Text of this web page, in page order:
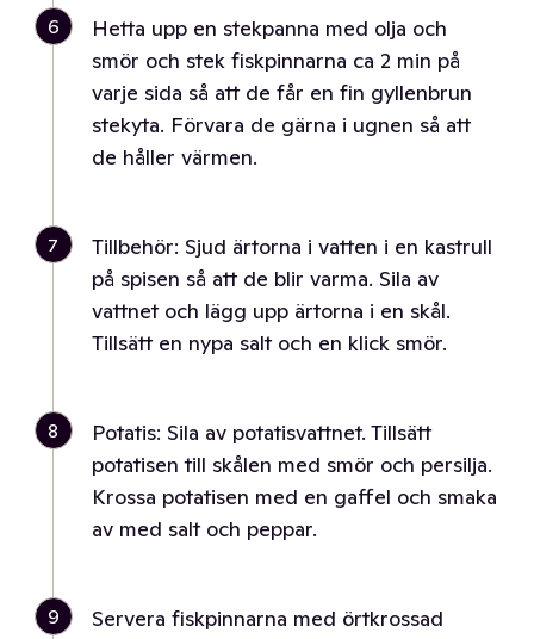
6
Hetta upp en stekpanna med olja och
smör och stek fiskpinnarna ca 2 min på
varje sida så att de får en fin gyllenbrun
stekyta. Förvara de gärna i ugnen så att
de håller värmen.
7
Tillbehör: Sjud ärtorna i vatten i en kastrull
på spisen så att de blir varma. Sila av
vattnet och lägg upp ärtorna i en skål.
Tillsätt en nypa salt och en klick smör.
8
Potatis: Sila av potatisvattnet. Tillsätt
potatisen till skålen med smör och persilja.
Krossa potatisen med en gaffel och smaka
av med salt och peppar.
9
Servera fiskpinnarna med örtkrossad